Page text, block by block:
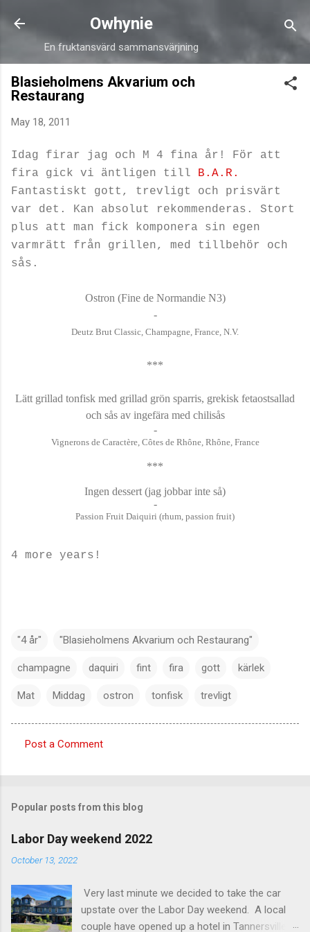
Skip to main content
Owhynie
En fruktansvärd sammansvärjning
Blasieholmens Akvarium och
Restaurang
May 18, 2011
Idag firar jag och M 4 fina år! För att
fira gick vi äntligen till
B.A.R.
Fantastiskt gott, trevligt och prisvärt
var det. Kan absolut rekommenderas. Stort
plus att man fick komponera sin egen
varmrätt från grillen, med tillbehör och
sås.
Ostron (Fine de Normandie N3)
-
Deutz Brut Classic, Champagne, France, N.V.
***
Lätt grillad tonfisk med grillad grön sparris, grekisk fetaostsallad
och sås av ingefära med chilisås
-
Vignerons de Caractère, Côtes de Rhône, Rhône, France
***
Ingen dessert (jag jobbar inte så)
-
Passion Fruit Daiquiri (rhum, passion fruit)
4 more years!
"4 år" "Blasieholmens Akvarium och Restaurang"
champagne daquiri fint fira gott kärlek
Mat Middag ostron tonfisk trevligt
o
m
e
n
s
Post a Comment
Popular posts from this blog
Labor Day weekend 2022
October 13, 2022
Very last minute we decided to take the car
upstate over the Labor Day weekend. A local
couple have opened up a hotel in Tannersville